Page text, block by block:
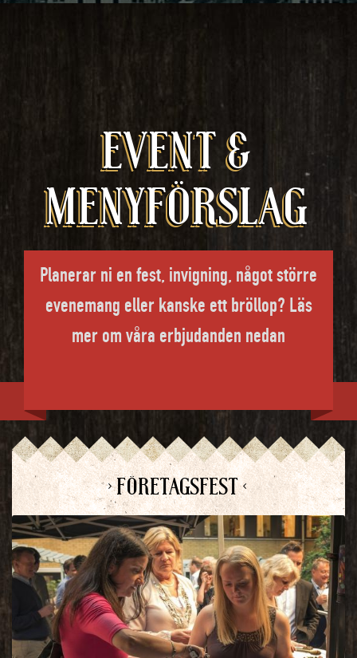
EVENT &
MENYFÖRSLAG
Planerar ni en fest, invigning, något större
evenemang eller kanske ett bröllop? Läs
mer om våra erbjudanden nedan
> FÖRETAGSFEST <